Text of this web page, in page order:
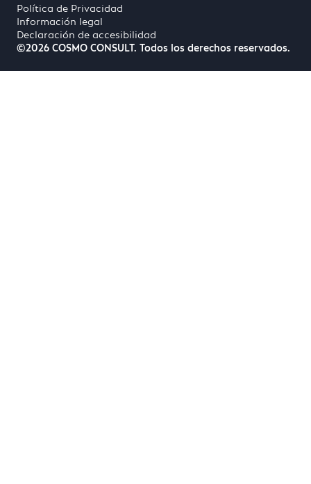
Política de Privacidad
Información legal
Declaración de accesibilidad
©2026 COSMO CONSULT. Todos los derechos reservados.